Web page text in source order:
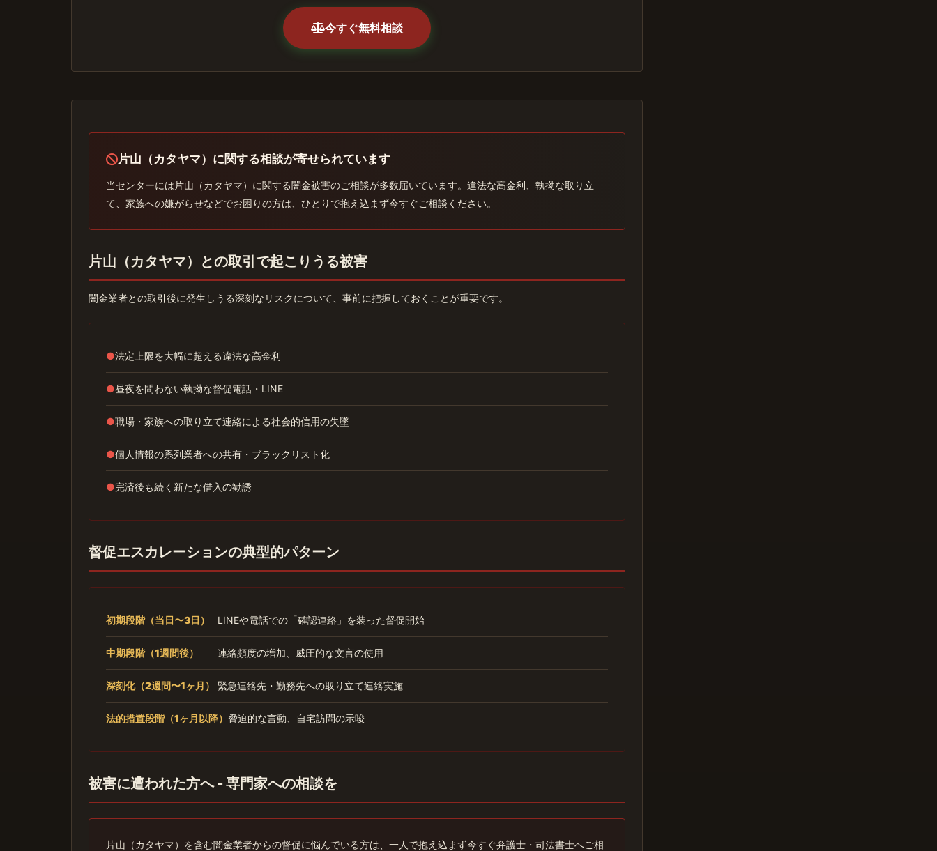
今すぐ無料相談
片山（カタヤマ）に関する相談が寄せられています
当センターには片山（カタヤマ）に関する闇金被害のご相談が多数届いています。違法な高金利、執拗な取り立
て、家族への嫌がらせなどでお困りの方は、ひとりで抱え込まず今すぐご相談ください。
片山（カタヤマ）との取引で起こりうる被害
闇金業者との取引後に発生しうる深刻なリスクについて、事前に把握しておくことが重要です。
●法定上限を大幅に超える違法な高金利
●昼夜を問わない執拗な督促電話・LINE
●職場・家族への取り立て連絡による社会的信用の失墜
●個人情報の系列業者への共有・ブラックリスト化
●完済後も続く新たな借入の勧誘
督促エスカレーションの典型的パターン
初期段階（当日〜3日） LINEや電話での「確認連絡」を装った督促開始
中期段階（1週間後） 連絡頻度の増加、威圧的な文言の使用
深刻化（2週間〜1ヶ月） 緊急連絡先・勤務先への取り立て連絡実施
法的措置段階（1ヶ月以降） 脅迫的な言動、自宅訪問の示唆
被害に遭われた方へ - 専門家への相談を
片山（カタヤマ）を含む闇金業者からの督促に悩んでいる方は、一人で抱え込まず今すぐ弁護士・司法書士へご相